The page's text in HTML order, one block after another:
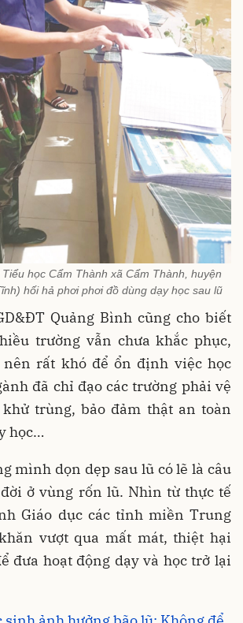
học Cẩm Thành xã Cẩm Thành, huyện
hối hả phơi phơi đồ dùng dạy học sau lũ
Quảng Bình cũng cho biết
trường vẫn chưa khắc phục,
nên rất khó để ổn định việc học
đã chỉ đạo các trường phải vệ
trùng, bảo đảm thật an toàn
học…
mình dọn dẹp sau lũ có lẽ là câu
ở vùng rốn lũ. Nhìn từ thực tế
Giáo dục các tỉnh miền Trung
vượt qua mất mát, thiệt hại
đưa hoạt động dạy và học trở lại